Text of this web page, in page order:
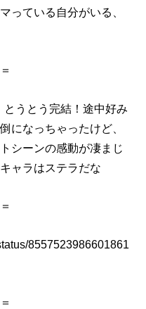
っている自分がいる、
とうとう完結！途中好み
になっちゃったけど、
シーンの感動が凄まじ
ャラはステラだな
8557523986601861